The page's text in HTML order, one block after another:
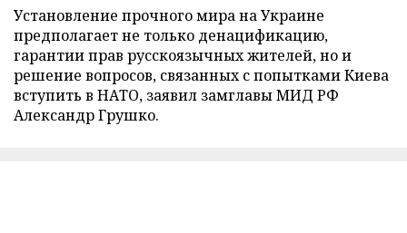
Установление прочного мира на Украине
предполагает не только денацификацию,
гарантии прав русскоязычных жителей, но и
решение вопросов, связанных с попытками Киева
вступить в НАТО, заявил замглавы МИД РФ
Александр Грушко.